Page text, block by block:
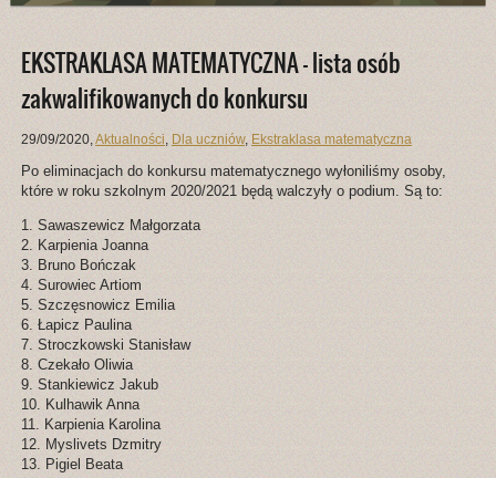
EKSTRAKLASA MATEMATYCZNA – lista osób
zakwalifikowanych do konkursu
29/09/2020,Aktualności, Dla uczniów, Ekstraklasa matematyczna
Po eliminacjach do konkursu matematycznego wyłoniliśmy osoby,
które w roku szkolnym 2020/2021 będą walczyły o podium. Są to:
1. Sawaszewicz Małgorzata
2. Karpienia Joanna
3. Bruno Bończak
4. Surowiec Artiom
5. Szczęsnowicz Emilia
6. Łapicz Paulina
7. Stroczkowski Stanisław
8. Czekało Oliwia
9. Stankiewicz Jakub
10. Kulhawik Anna
11. Karpienia Karolina
12. Myslivets Dzmitry
13. Pigiel Beata